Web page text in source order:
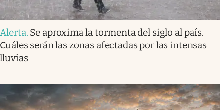
Alerta. Se aproxima la tormenta del siglo al país.
Cuáles serán las zonas afectadas por las intensas
lluvias